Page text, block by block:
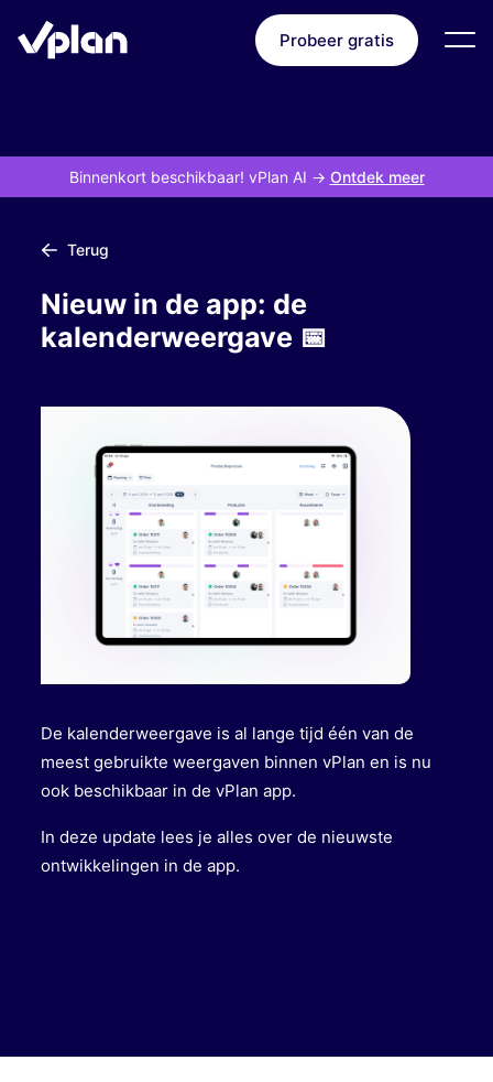
Probeer gratis
Binnenkort beschikbaar! vPlan AI -> Ontdek meer
Terug
Nieuw in de app: de
kalenderweergave 📅
De kalenderweergave is al lange tijd één van de
meest gebruikte weergaven binnen vPlan en is nu
ook beschikbaar in de vPlan app.
In deze update lees je alles over de nieuwste
ontwikkelingen in de app.